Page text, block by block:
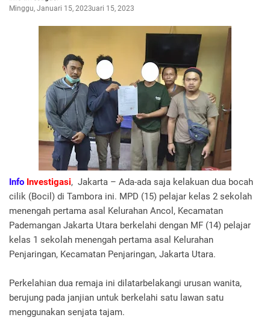
Minggu, Januari 15, 2023Januari 15, 2023
Info Investigasi, Jakarta – Ada-ada saja kelakuan dua bocah
cilik (Bocil) di Tambora ini. MPD (15) pelajar kelas 2 sekolah
menengah pertama asal Kelurahan Ancol, Kecamatan
Pademangan Jakarta Utara berkelahi dengan MF (14) pelajar
kelas 1 sekolah menengah pertama asal Kelurahan
Penjaringan, Kecamatan Penjaringan, Jakarta Utara.
Perkelahian dua remaja ini dilatarbelakangi urusan wanita,
berujung pada janjian untuk berkelahi satu lawan satu
menggunakan senjata tajam.